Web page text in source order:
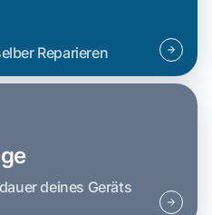
Reparieren
deines Geräts